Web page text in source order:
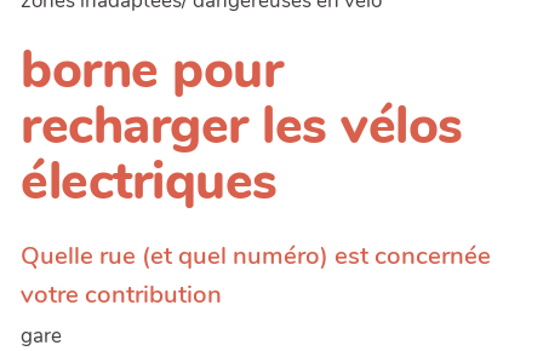
borne pour
recharger les vélos
électriques
Quelle rue (et quel numéro) est concernée
votre contribution
gare